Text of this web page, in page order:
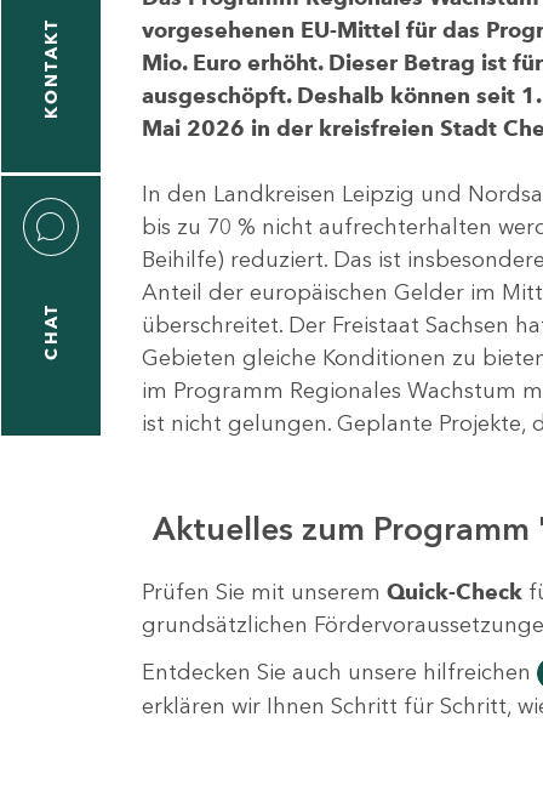
KONTAKT
CHAT
vorgesehenen EU-Mittel für das
Mio. Euro erhöht. Dieser Betrag ist
ausgeschöpft. Deshalb können seit
Mai 2026 in der kreisfreien Stadt
In den Landkreisen Leipzig und
bis zu 70 % nicht aufrechterhalten
Beihilfe) reduziert. Das ist
Anteil der europäischen Gelder im
überschreitet. Der Freistaat Sachsen
Gebieten gleiche Konditionen zu
im Programm Regionales Wachstum
ist nicht gelungen. Geplante Projekte,
Aktuelles zum
Prüfen Sie mit unserem Quick-Check
grundsätzlichen
Entdecken Sie auch unsere hilfreichen
erklären wir Ihnen Schritt für Schritt,